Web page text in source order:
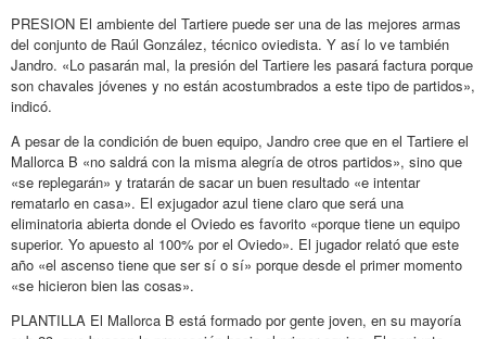
PRESION El ambiente del Tartiere puede ser una de las mejores armas
del conjunto de Raúl González, técnico oviedista. Y así lo ve también
Jandro. «Lo pasarán mal, la presión del Tartiere les pasará factura porque
son chavales jóvenes y no están acostumbrados a este tipo de partidos»,
indicó.
A pesar de la condición de buen equipo, Jandro cree que en el Tartiere el
Mallorca B «no saldrá con la misma alegría de otros partidos», sino que
«se replegarán» y tratarán de sacar un buen resultado «e intentar
rematarlo en casa». El exjugador azul tiene claro que será una
eliminatoria abierta donde el Oviedo es favorito «porque tiene un equipo
superior. Yo apuesto al 100% por el Oviedo». El jugador relató que este
año «el ascenso tiene que ser sí o sí» porque desde el primer momento
«se hicieron bien las cosas».
PLANTILLA El Mallorca B está formado por gente joven, en su mayoría